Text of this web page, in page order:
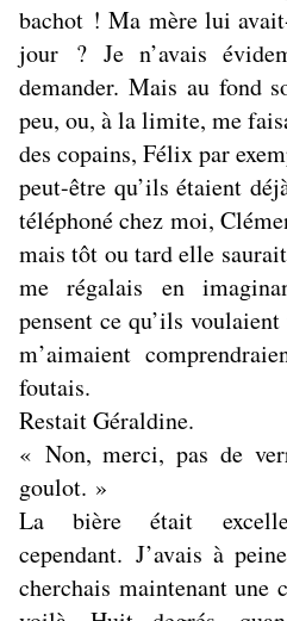
bachot ! Ma mère lui
jour ? Je n’avais
demander. Mais au fond
peu, ou, à la limite, me
des copains, Félix par
peut-être qu’ils étaient
téléphoné chez moi,
mais tôt ou tard elle
me régalais en
pensent ce qu’ils
m’aimaient
foutais.
Restait Géraldine.
« Non, merci, pas de
goulot. »
La bière était
cependant. J’avais à
cherchais maintenant une